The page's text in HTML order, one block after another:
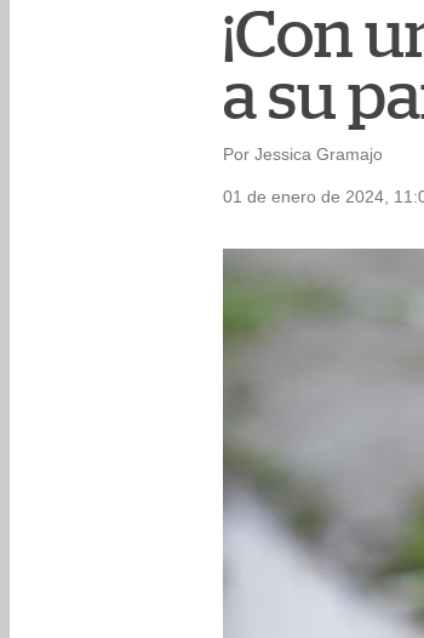
¡Con
a su
Por Jessica Gramajo
01 de enero de 2024,